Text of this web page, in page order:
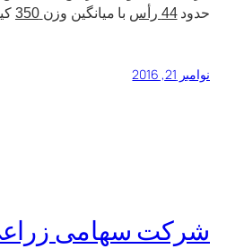
حدود44 رأس با میانگین وزن 350
نوامبر 21, 2016
شرکت سهامی